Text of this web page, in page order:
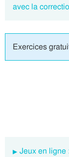
avec la
Exercices
Jeux en ligne